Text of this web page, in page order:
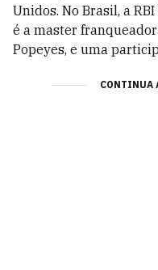
Unidos. No Brasil, a
é a master
Popeyes, e uma
CONTINUA